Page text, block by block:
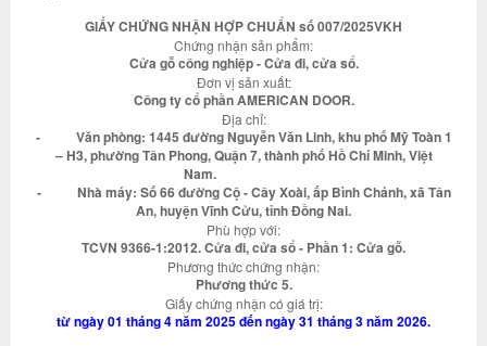
GIẤY CHỨNG NHẬN HỢP CHUẨN số 007/2025VKH
Chứng nhận sản phẩm:
Cửa gỗ công nghiệp - Cửa đi, cửa sổ.
Đơn vị sản xuất:
Công ty cổ phần AMERICAN DOOR.
Địa chỉ:
- Văn phòng: 1445 đường Nguyễn Văn Linh, khu phố Mỹ Toàn 1
– H3, phường Tân Phong, Quận 7, thành phố Hồ Chí Minh, Việt
Nam.
- Nhà máy: Số 66 đường Cộ - Cây Xoài, ấp Bình Chánh, xã Tân
An, huyện Vĩnh Cửu, tỉnh Đồng Nai.
Phù hợp với:
TCVN 9366-1:2012. Cửa đi, cửa sổ - Phần 1: Cửa gỗ.
Phương thức chứng nhận:
Phương thức 5.
Giấy chứng nhận có giá trị:
từ ngày 01 tháng 4 năm 2025 đến ngày 31 tháng 3 năm 2026.